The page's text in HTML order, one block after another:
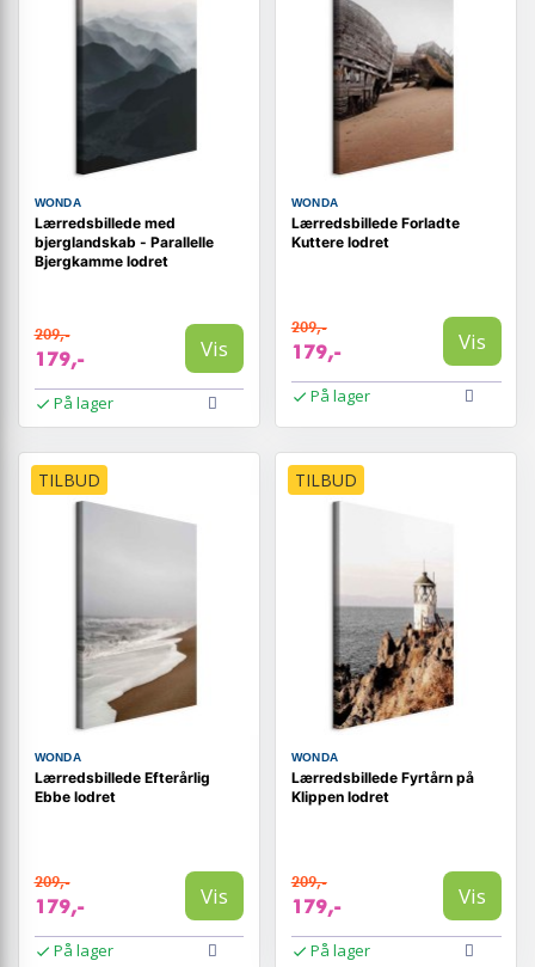
WONDA
Lærredsbillede med
bjerglandskab - Parallelle
Bjergkamme lodret
209,-
179,- Vis
På lager
WONDA
Lærredsbillede Forladte
Kuttere lodret
209,-
179,- Vis
På lager
TILBUD
WONDA
Lærredsbillede Efterårlig
Ebbe lodret
209,-
179,- Vis
På lager
TILBUD
WONDA
Lærredsbillede Fyrtårn på
Klippen lodret
209,-
179,- Vis
På lager